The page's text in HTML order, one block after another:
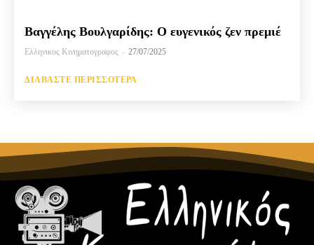
Βαγγέλης Βουλγαρίδης: Ο ευγενικός ζεν πρεμιέ
Ελληνικος Κινηματογραφος - 27/07/2025
ΔΙΑΒΆΣΤΕ ΠΕΡΙΣΣΌΤΕΡΑ